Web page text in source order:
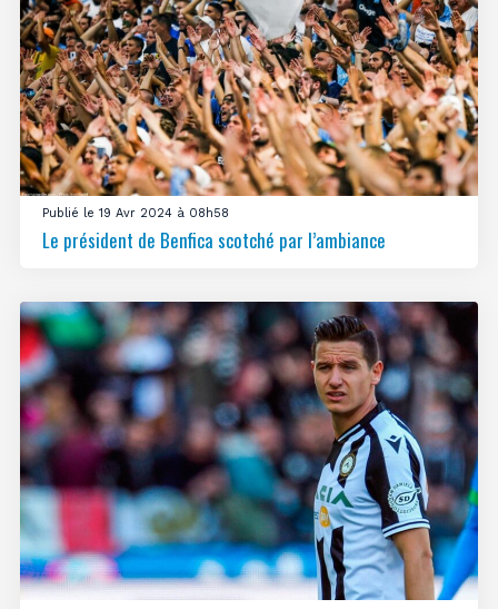
Publié le 19 Avr 2024 à 08h58
Le président de Benfica scotché par l’ambiance